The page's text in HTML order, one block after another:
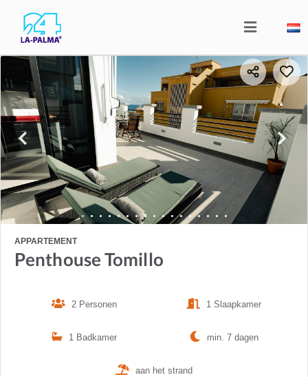
APPARTEMENT
Penthouse Tomillo
2 Personen 1 Slaapkamer
1 Badkamer min. 7 dagen
aan het strand